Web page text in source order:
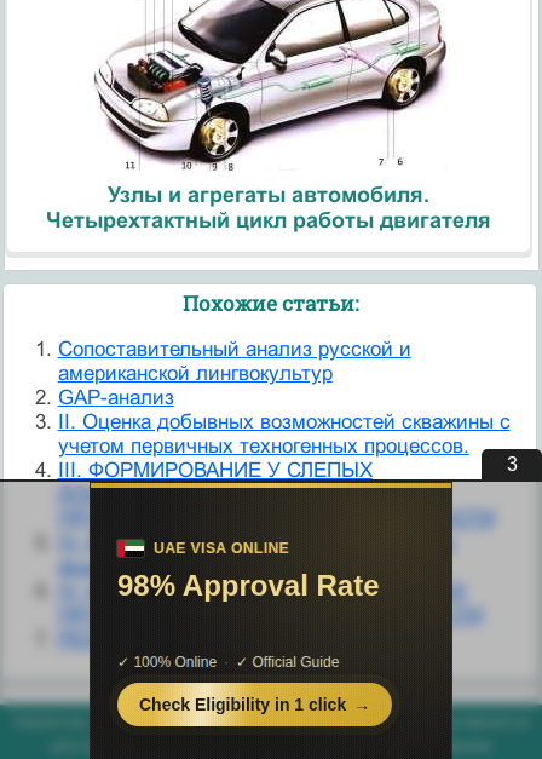
Узлы и агрегаты автомобиля.
Четырехтактный цикл работы двигателя
Похожие статьи:
Cопоставительный анализ русской и
американской лингвокультур
GAP-анализ
II. Оценка добывных возможностей скважины с
учетом первичных техногенных процессов.
III. ФОРМИРОВАНИЕ У СЛЕПЫХ
ДОШКОЛЬНИКОВ КОМПЕНСАТОРНЫХ
IV. Методы анализа амплифицированных
фрагментов.
IV. ФОРМИРОВАНИЕ КОМПЕНСАТОРНЫХ
helpiks.org - Хелпикс.Орг - 2014-2026 год. Материал сайта представляется
3